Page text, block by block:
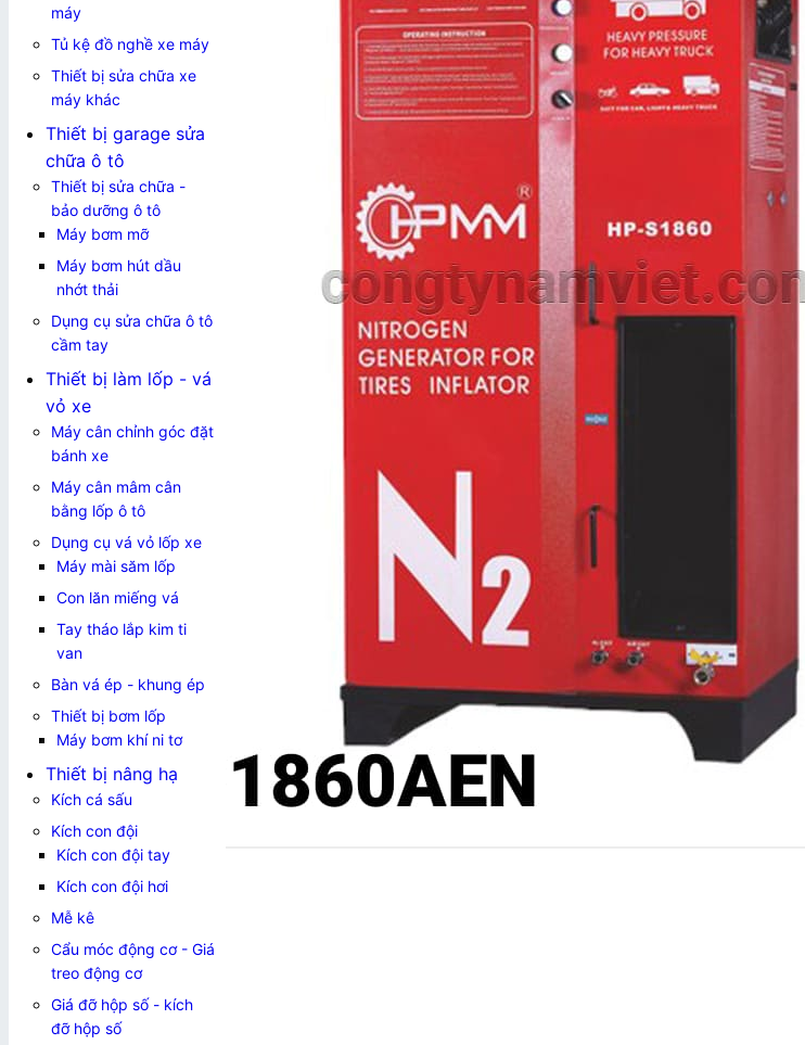
máy
Tủ kệ đồ nghề xe máy
Thiết bị sửa chữa xe
máy khác
Thiết bị garage sửa
chữa ô tô
Thiết bị sửa chữa -
bảo dưỡng ô tô
Máy bơm mỡ
Máy bơm hút dầu
nhớt thải
Dụng cụ sửa chữa ô tô
cầm tay
Thiết bị làm lốp - vá
vỏ xe
Máy cân chỉnh góc đặt
bánh xe
Máy cân mâm cân
bằng lốp ô tô
Dụng cụ vá vỏ lốp xe
Máy mài săm lốp
Con lăn miếng vá
Tay tháo lắp kim ti
van
Bàn vá ép - khung ép
Thiết bị bơm lốp
Máy bơm khí ni tơ
Thiết bị nâng hạ
Kích cá sấu
Kích con đội
Kích con đội tay
Kích con đội hơi
Mễ kê
Cẩu móc động cơ - Giá
treo động cơ
Giá đỡ hộp số - kích
đỡ hộp số